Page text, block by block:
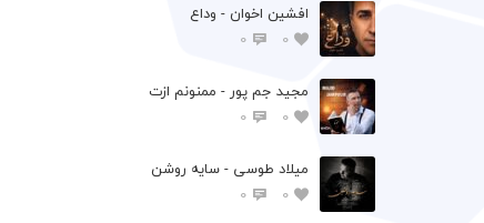
افشين اخوان - وداع
0
0
مجید جم پور - ممنونم ازت
0
0
میلاد طوسی - سایه روشن
0
0